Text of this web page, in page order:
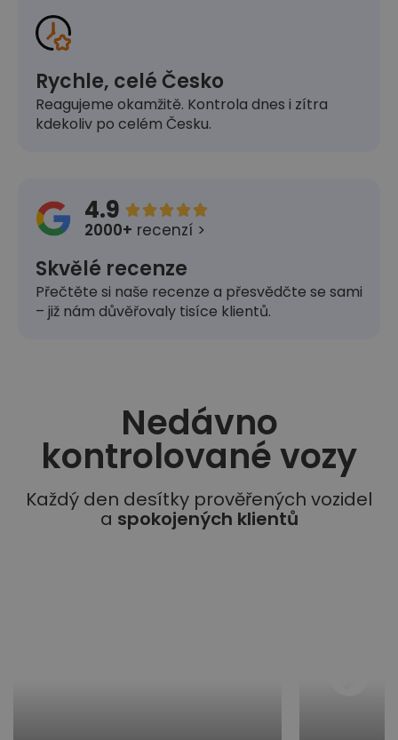
Rychle, celé Česko
Reagujeme okamžitě. Kontrola dnes i zítra
kdekoliv po celém Česku.
4.9 
2000+ recenzí >
Skvělé recenze
Přečtěte si naše recenze a přesvědčte se sami
– již nám důvěřovaly tisíce klientů.
Nedávno
kontrolované vozy​
Každý den desítky prověřených vozidel
a spokojených klientů